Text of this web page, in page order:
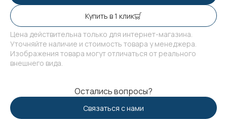
Купить в 1 клик
Цена действительна только для интернет-магазина.
Уточняйте наличие и стоимость товара у менеджера.
Изображения товара могут отличаться от реального
внешнего вида.
Остались вопросы?
Связаться с нами